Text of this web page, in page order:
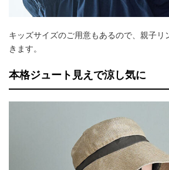
キッズサイズのご用意もあるので、親子リ
きます。
本格ジュート見えで涼し気に